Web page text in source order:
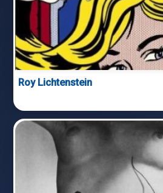
Roy Lichtenstein